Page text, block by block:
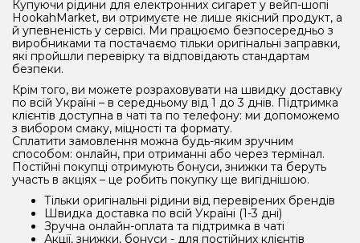
Купуючи рідини для електронних сигарет у вейп-шопі
HookahMarket, ви отримуєте не лише якісний продукт, а
й упевненість у сервісі. Ми працюємо безпосередньо з
виробниками та постачаємо тільки оригінальні заправки,
які пройшли перевірку та відповідають стандартам
безпеки.
Крім того, ви можете розраховувати на швидку доставку
по всій Україні – в середньому від 1 до 3 днів. Підтримка
клієнтів доступна в чаті та по телефону: ми допоможемо
з вибором смаку, міцності та формату.
Сплатити замовлення можна будь-яким зручним
способом: онлайн, при отриманні або через термінал.
Постійні покупці отримують бонуси, знижки та беруть
участь в акціях – це робить покупку ще вигіднішою.
Тільки оригінальні рідини від перевірених брендів
Швидка доставка по всій Україні (1-3 дні)
Зручна онлайн-оплата та підтримка в чаті
Акції, знижки, бонуси - для постійних клієнтів